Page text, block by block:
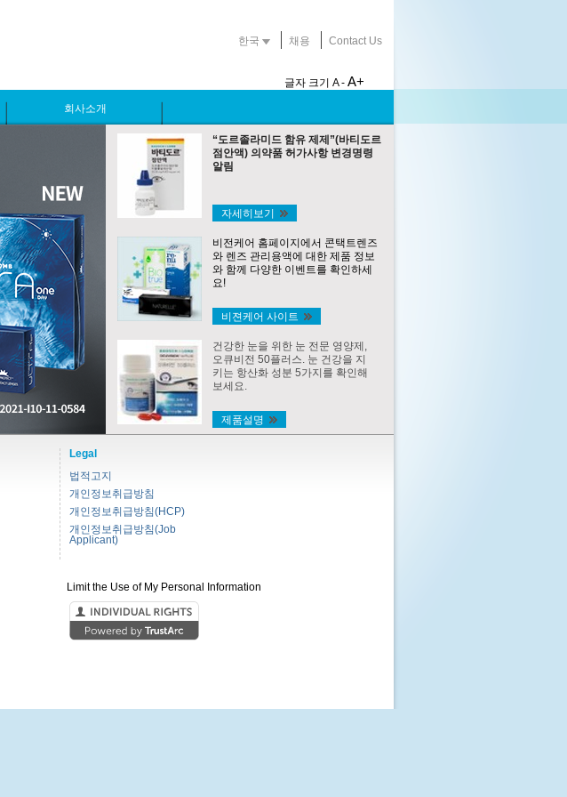
한국 채용 Contact Us
글자 크기 A - A+
회사소개
“도르졸라미드 함유 제제”(바티도르
점안액) 의약품 허가사항 변경명령
알림
자세히보기
비전케어 홈페이지에서 콘택트렌즈
와 렌즈 관리용액에 대한 제품 정보
와 함께 다양한 이벤트를 확인하세
요!
비젼케어 사이트
건강한 눈을 위한 눈 전문 영양제,
오큐비전 50플러스. 눈 건강을 지
키는 항산화 성분 5가지를 확인해
보세요.
제품설명
Legal
법적고지
개인정보취급방침
개인정보취급방침(HCP)
개인정보취급방침(Job
Applicant)
Limit the Use of My Personal Information